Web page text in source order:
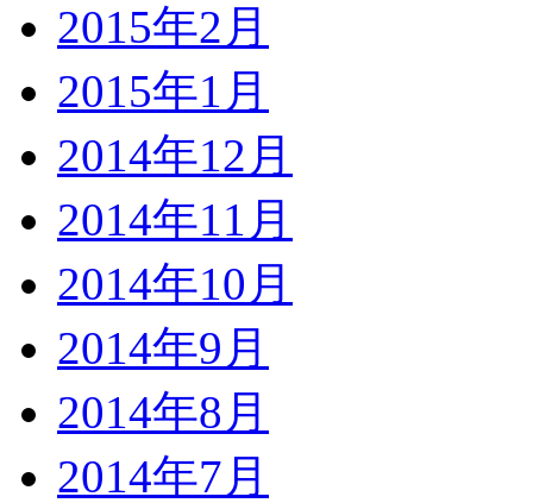
2015年2月
2015年1月
2014年12月
2014年11月
2014年10月
2014年9月
2014年8月
2014年7月